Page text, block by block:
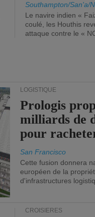
Southampton/San'a/
Le navire indien «
coulé, les Houthis
attaque contre le «
LOGISTIQUE
Prologis
milliards de
pour
San Francisco
Cette fusion donnera
européen de la
d'infrastructures
CROISIÈRES